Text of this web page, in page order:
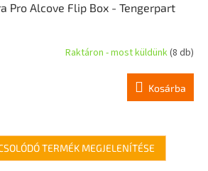
Pro Alcove Flip Box - Tengerpart
Raktáron - most küldünk(8 db)
Kosárba
TERMÉK MEGJELENÍTÉSE